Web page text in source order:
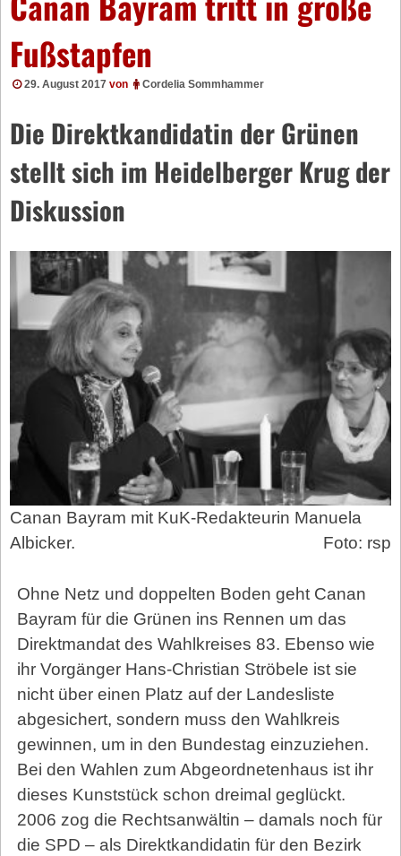
Fußstapfen
29. August 2017 von Cordelia Sommhammer
Die Direktkandidatin der Grünen
stellt sich im Heidelberger Krug der
Diskussion
Canan Bayram mit KuK-Redakteurin Manuela
Albicker.
Foto: rsp
Ohne Netz und doppelten Boden geht Canan
Bayram für die Grünen ins Rennen um das
Direktmandat des Wahlkreises 83. Ebenso wie
ihr Vorgänger Hans-Christian Ströbele ist sie
nicht über einen Platz auf der Landesliste
abgesichert, sondern muss den Wahlkreis
gewinnen, um in den Bundestag einzuziehen.
Bei den Wahlen zum Abgeordnetenhaus ist ihr
dieses Kunststück schon dreimal geglückt.
2006 zog die Rechtsanwältin – damals noch für
die SPD – als Direktkandidatin für den Bezirk